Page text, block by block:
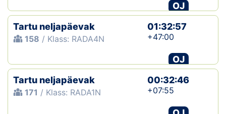
OJ
Tartu neljapäevak
158 / Klass: RADA4N
01:32:57
+47:00
OJ
Tartu neljapäevak
171 / Klass: RADA1N
00:32:46
+07:55